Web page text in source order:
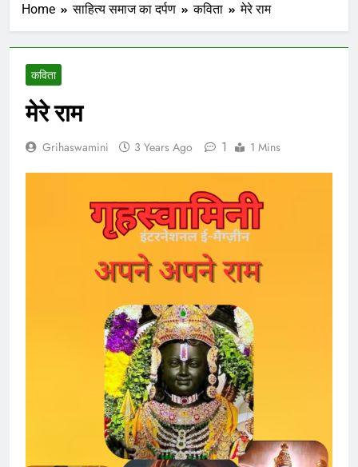
Home साहित्य समाज का दर्पण कविता मेरे राम
कविता
मेरे राम
Grihaswamini 3 Years Ago 1 1 Mins